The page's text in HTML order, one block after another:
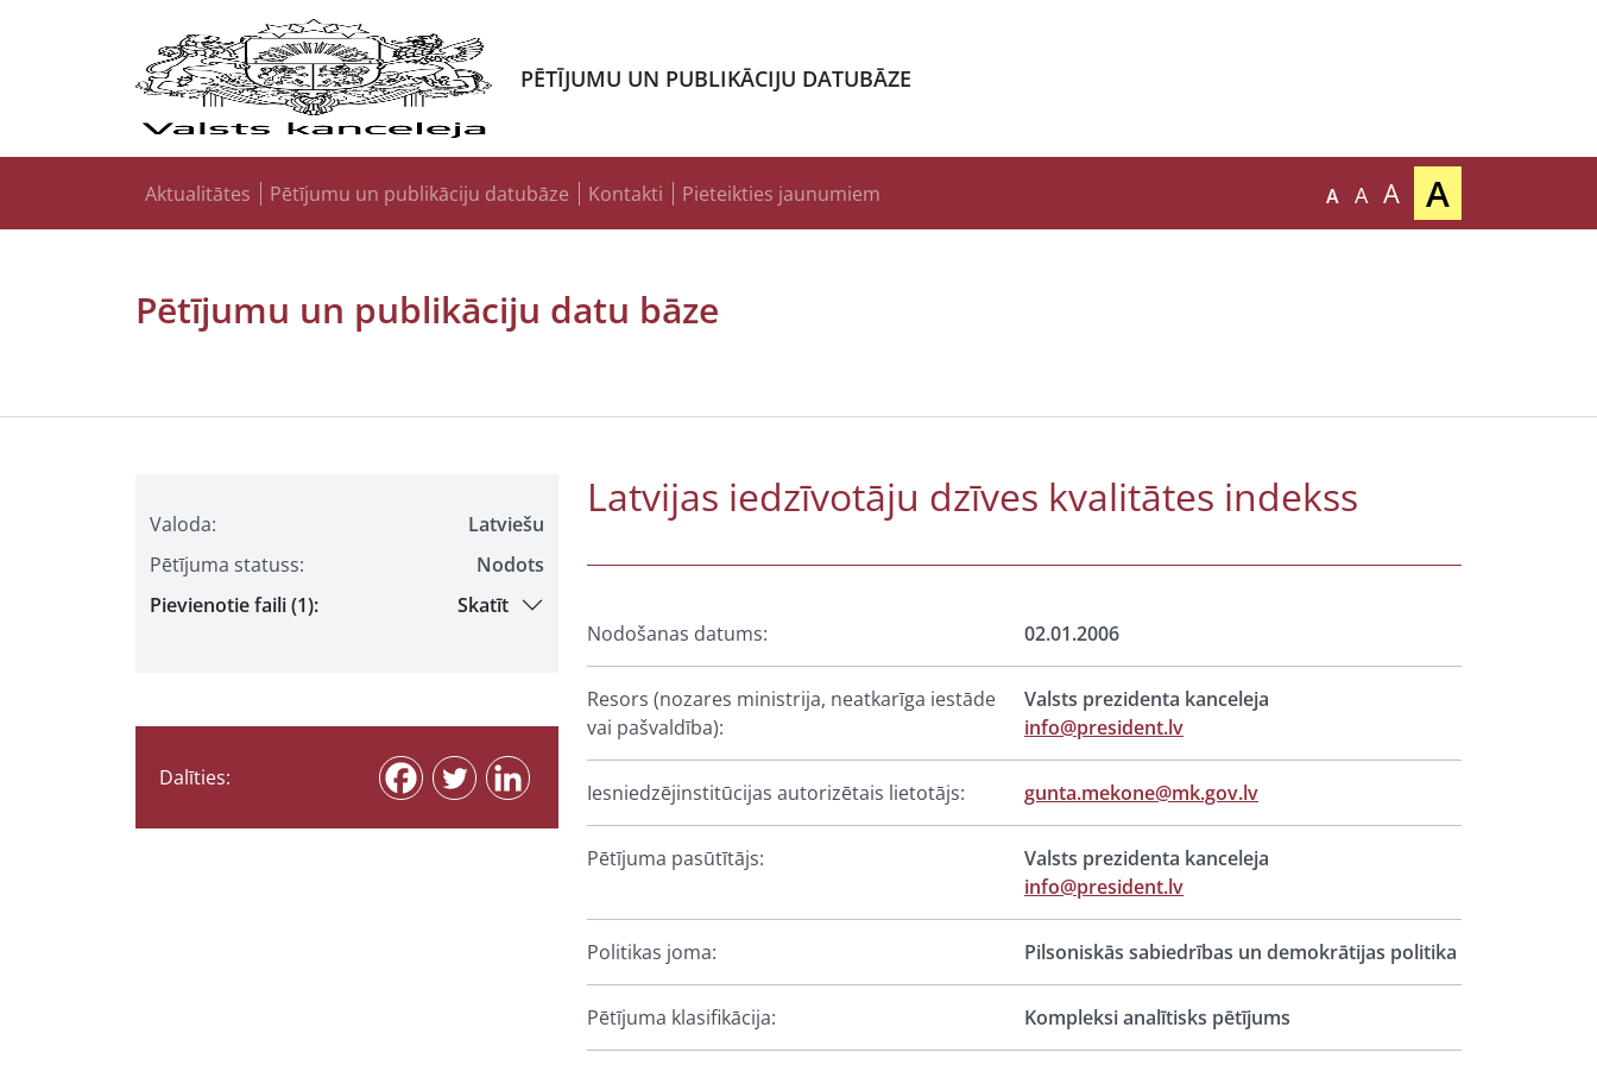
PĒTĪJUMU UN PUBLIKĀCIJU DATUBĀZE
Aktualitātes Pētījumu un publikāciju datubāze Kontakti Pieteikties jaunumiem A A A A
Pētījumu un publikāciju datu bāze
Valoda:
Latviešu
Pētījuma statuss:
Nodots
Pievienotie faili (1):
Skatīt
Dalīties:
Latvijas iedzīvotāju dzīves kvalitātes indekss
Nodošanas datums: 02.01.2006
Resors (nozares ministrija, neatkarīga iestāde
vai pašvaldība):
Valsts prezidenta kanceleja
info@president.lv
Iesniedzējinstitūcijas autorizētais lietotājs: gunta.mekone@mk.gov.lv
Pētījuma pasūtītājs:
Valsts prezidenta kanceleja
info@president.lv
Politikas joma: Pilsoniskās sabiedrības un demokrātijas politika
Pētījuma klasifikācija: Kompleksi analītisks pētījums